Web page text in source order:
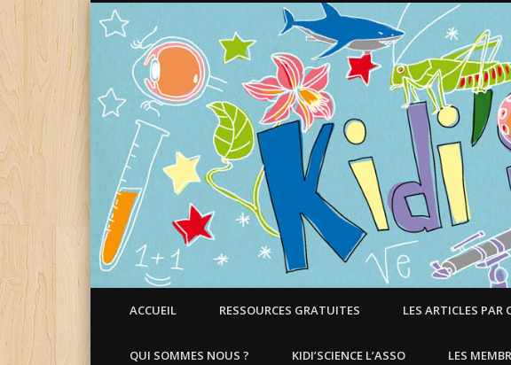
Faire aimer les Sciences aux Enfants !
ACCUEIL RESSOURCES GRATUITES LES ARTICLES PAR
QUI SOMMES NOUS ? KIDI’SCIENCE L’ASSO LES